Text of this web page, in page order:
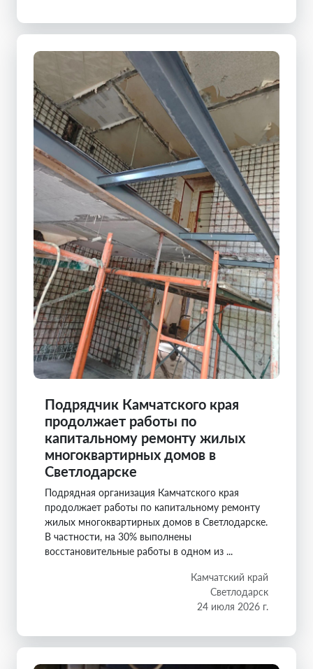
Подрядчик Камчатского края
продолжает работы по
капитальному ремонту жилых
многоквартирных домов в
Светлодарске
Подрядная организация Камчатского края
продолжает работы по капитальному ремонту
жилых многоквартирных домов в Светлодарске.
В частности, на 30% выполнены
восстановительные работы в одном из ...
Камчатский край
Светлодарск
24 июля 2026 г.